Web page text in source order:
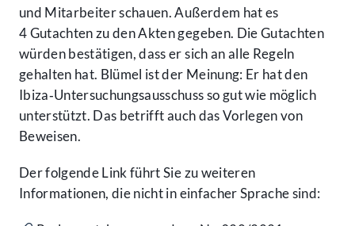
und Mitarbeiter schauen. Außer­dem hat es
4 Gutachten zu den Akten gegeben. Die Gutachten
würden bestätigen, dass er sich an alle Regeln
gehalten hat. Blümel ist der Meinung: Er hat den
Ibiza‑Unter­suchungs­ausschuss so gut wie möglich
unterstützt. Das betrifft auch das Vorlegen von
Beweisen.
Der folgende Link führt Sie zu weiteren
Informationen, die nicht in einfacher Sprache sind: